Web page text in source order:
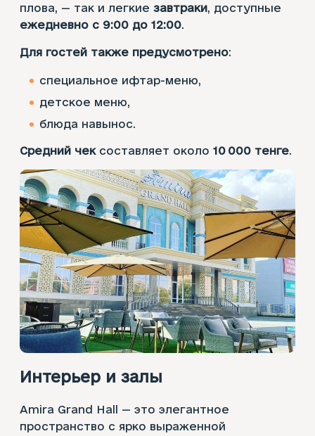
плова, — так и легкие завтраки, доступные
ежедневно с 9:00 до 12:00.
Для гостей также предусмотрено:
специальное ифтар-меню,
детское меню,
блюда навынос.
Средний чексоставляет около 10 000 тенге.
Интерьер и залы
Amira Grand Hall — это элегантное
пространство с ярко выраженной